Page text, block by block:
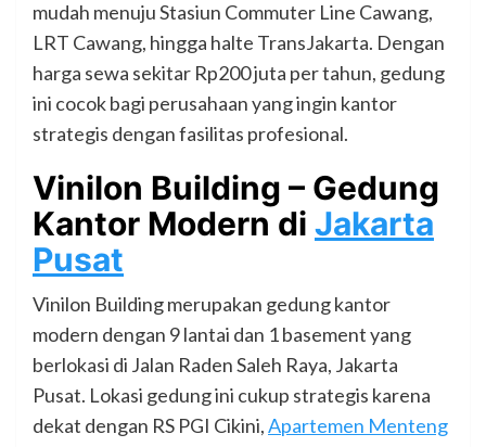
mudah menuju Stasiun Commuter Line Cawang,
LRT Cawang, hingga halte TransJakarta. Dengan
harga sewa sekitar Rp200 juta per tahun, gedung
ini cocok bagi perusahaan yang ingin kantor
strategis dengan fasilitas profesional.
Vinilon Building – Gedung
Kantor Modern di Jakarta
Pusat
Vinilon Building merupakan gedung kantor
modern dengan 9 lantai dan 1 basement yang
berlokasi di Jalan Raden Saleh Raya, Jakarta
Pusat. Lokasi gedung ini cukup strategis karena
dekat dengan RS PGI Cikini,Apartemen Menteng